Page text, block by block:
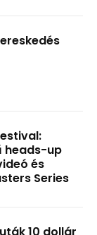
heads-up
és
Series